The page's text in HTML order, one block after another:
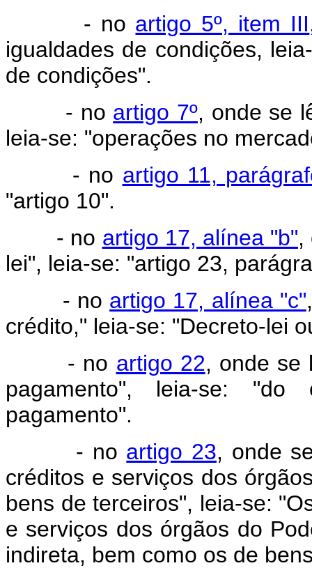
- no artigo 5º, item III
igualdades de condições,
de condições".
- no artigo 7º, onde se
leia-se: "operações no
- no artigo 11,
"artigo 10".
- no artigo 17, alínea "b",
lei", leia-se: "artigo 23,
- no artigo 17, alínea "c"
crédito," leia-se: "Decreto-lei
- no artigo 22, onde se
pagamento", leia-se:
pagamento".
- no artigo 23, onde
créditos e serviços dos
bens de terceiros", leia-se:
e serviços dos órgãos do
indireta, bem como os de